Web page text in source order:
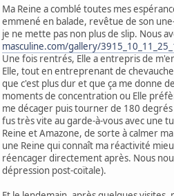
Ma Reine a comblé toutes mes
emmené en balade, revêtue de son
je ne mette pas non plus de slip. Nous
masculine.com/gallery/
Une fois rentrés, Elle a entrepris de
Elle, tout en entreprenant de
que c'est plus dur et que ça me donne
moments de concentration ou Elle
me décager puis tourner de 180
fus très vite au garde-à-vous avec une
Reine et Amazone, de sorte à calmer
une Reine qui connaît ma réactivité
réencager directement après. Nous
dépression post-coïtale).